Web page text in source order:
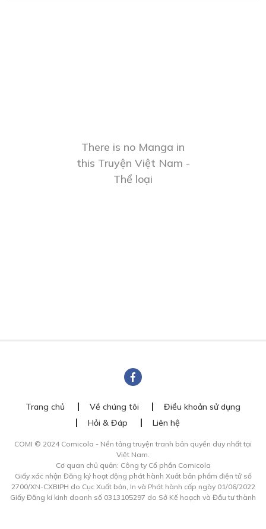
There is no Manga in
this Truyện Việt Nam -
Thể loại
Trang chủ Về chúng tôi
Điều khoản sử dụng
Hỏi & Đáp
Liên hệ
COMI © 2024 Comicola - Nền tảng truyện tranh bản quyền duy nhất tại
Việt Nam.
Cơ quan chủ quản: Công ty Cổ phần Comicola
Giấy xác nhận Đăng ký hoạt động phát hành Xuất bản phẩm điện tử số
2700/XN-CXBIPH do Cục Xuất bản, In và Phát hành cấp ngày 01/06/2022
Giấy Đăng kí kinh doanh số 0313105297 do Sở Kế hoạch và Đầu tư thành